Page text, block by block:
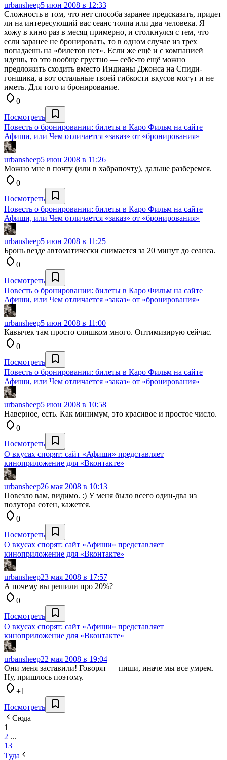
urbansheep5 июн 2008 в 12:33
Сложность в том, что нет способа заранее предсказать, придет
ли на интересующий вас сеанс толпа или два человека. Я
хожу в кино раз в месяц примерно, и столкнулся с тем, что
если заранее не бронировать, то в одном случае из трех
попадаешь на «билетов нет». Если же ещё и с компанией
идешь, то это вообще грустно — себе-то ещё можно
предложить сходить вместо Индианы Джонса на Спиди-
гонщика, а вот остальные твоей гибкости вкусов могут и не
иметь. Для того и бронирование.
0
Посмотреть
Повесть о бронировании: билеты в Каро Фильм на сайте
Афиши, или Чем отличается «заказ» от «бронирования»
urbansheep5 июн 2008 в 11:26
Можно мне в почту (или в хабрапочту), дальше разберемся.
0
Посмотреть
Повесть о бронировании: билеты в Каро Фильм на сайте
Афиши, или Чем отличается «заказ» от «бронирования»
urbansheep5 июн 2008 в 11:25
Бронь везде автоматически снимается за 20 минут до сеанса.
0
Посмотреть
Повесть о бронировании: билеты в Каро Фильм на сайте
Афиши, или Чем отличается «заказ» от «бронирования»
urbansheep5 июн 2008 в 11:00
Кавычек там просто слишком много. Оптимизирую сейчас.
0
Посмотреть
Повесть о бронировании: билеты в Каро Фильм на сайте
Афиши, или Чем отличается «заказ» от «бронирования»
urbansheep5 июн 2008 в 10:58
Наверное, есть. Как минимум, это красивое и простое число.
0
Посмотреть
О вкусах спорят: сайт «Афиши» представляет
киноприложение для «Вконтакте»
urbansheep26 мая 2008 в 10:13
Повезло вам, видимо. :) У меня было всего один-два из
полутора сотен, кажется.
0
Посмотреть
О вкусах спорят: сайт «Афиши» представляет
киноприложение для «Вконтакте»
urbansheep23 мая 2008 в 17:57
А почему вы решили про 20%?
0
Посмотреть
О вкусах спорят: сайт «Афиши» представляет
киноприложение для «Вконтакте»
urbansheep22 мая 2008 в 19:04
Они меня заставили! Говорят — пиши, иначе мы все умрем.
Ну, пришлось поэтому.
+1
Посмотреть
Сюда
1
2 ...
13
Туда